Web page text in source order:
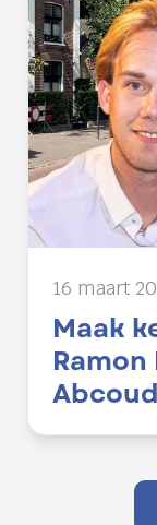
16 maart
Maak